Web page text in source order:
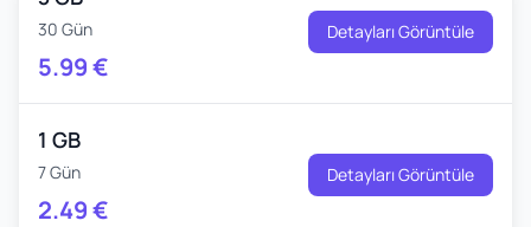
30 Gün
5.99€
Detayları Görüntüle
1 GB
7 Gün
2.49€
Detayları Görüntüle